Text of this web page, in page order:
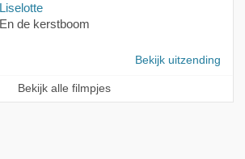
Liselotte
En de kerstboom
Bekijk uitzending
Bekijk alle filmpjes